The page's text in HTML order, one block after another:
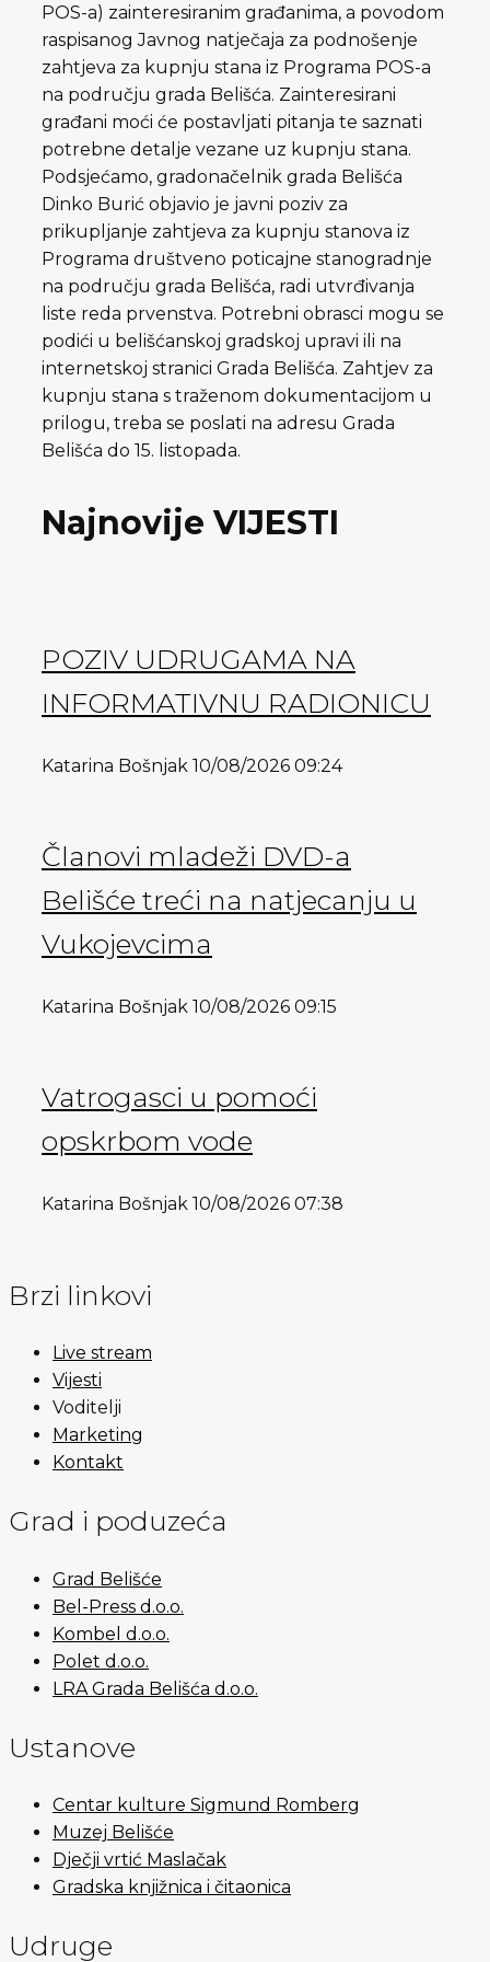
POS-a) zainteresiranim građanima, a povodom
raspisanog Javnog natječaja za podnošenje
zahtjeva za kupnju stana iz Programa POS-a
na području grada Belišća. Zainteresirani
građani moći će postavljati pitanja te saznati
potrebne detalje vezane uz kupnju stana.
Podsjećamo, gradonačelnik grada Belišća
Dinko Burić objavio je javni poziv za
prikupljanje zahtjeva za kupnju stanova iz
Programa društveno poticajne stanogradnje
na području grada Belišća, radi utvrđivanja
liste reda prvenstva. Potrebni obrasci mogu se
podići u belišćanskoj gradskoj upravi ili na
internetskoj stranici Grada Belišća. Zahtjev za
kupnju stana s traženom dokumentacijom u
prilogu, treba se poslati na adresu Grada
Belišća do 15. listopada.
Najnovije VIJESTI
POZIV UDRUGAMA NA
INFORMATIVNU RADIONICU
Katarina Bošnjak 10/08/2026 09:24
Članovi mladeži DVD-a
Belišće treći na natjecanju u
Vukojevcima
Katarina Bošnjak 10/08/2026 09:15
Vatrogasci u pomoći
opskrbom vode
Katarina Bošnjak 10/08/2026 07:38
Brzi linkovi
Live stream
Vijesti
Voditelji
Marketing
Kontakt
Grad i poduzeća
Grad Belišće
Bel-Press d.o.o.
Kombel d.o.o.
Polet d.o.o.
LRA Grada Belišća d.o.o.
Ustanove
Centar kulture Sigmund Romberg
Muzej Belišće
Dječji vrtić Maslačak
Gradska knjižnica i čitaonica
Udruge